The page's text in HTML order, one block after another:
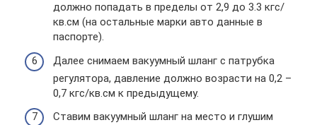
должно попадать в пределы от 2,9 до 3.3 кгс/
кв.см (на остальные марки авто данные в
паспорте).
Далее снимаем вакуумный шланг с патрубка
регулятора, давление должно возрасти на 0,2 –
0,7 кгс/кв.см к предыдущему.
Ставим вакуумный шланг на место и глушим